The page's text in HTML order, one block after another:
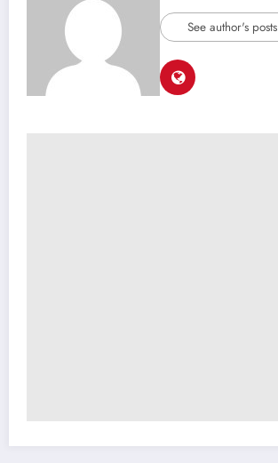
See author's posts